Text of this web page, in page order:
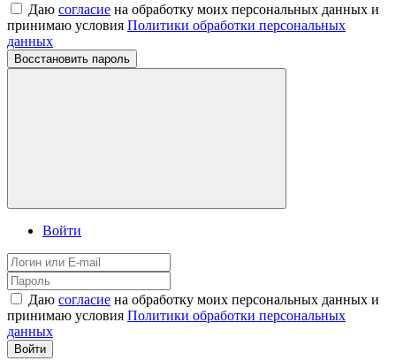
Даю согласие на обработку моих персональных данных и
принимаю условия Политики обработки персональных
данных
Восстановить пароль
Войти
Даю согласие на обработку моих персональных данных и
принимаю условия Политики обработки персональных
данных
Войти